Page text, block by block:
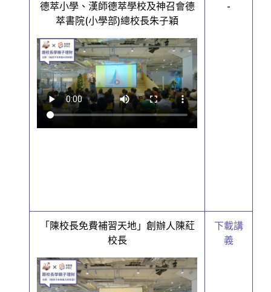
德萃小學、漢師德萃學校及神召會德
萃書院(小學部)總校長朱子穎
-
「陳校長免費補習天地」創辦人陳葒
校長
下載講
義